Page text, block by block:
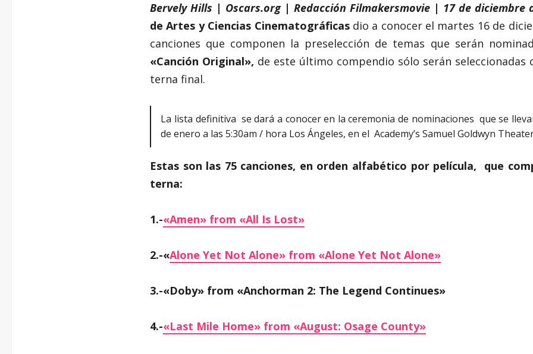
Bervely Hills | Oscars.org | Redacción Filmakersmovie | 17 de diciembre
de Artes y Ciencias Cinematográficasdio a conocer el martes 16 de
canciones que componen la preselección de temas que serán
«Canción Original», de este último compendio sólo serán seleccionadas
terna final.
La lista definitiva se dará a conocer en la ceremonia de nominaciones que se
de enero a las 5:30am / hora Los Ángeles, en el Academy’s Samuel Goldwyn
Estas son las 75 canciones, en orden alfabético por película, que
terna:
1.-«Amen» from «All Is Lost»
2.-«Alone Yet Not Alone» from «Alone Yet Not Alone»
3.-«Doby» from «Anchorman 2: The Legend Continues»
4.-«Last Mile Home» from «August: Osage County»